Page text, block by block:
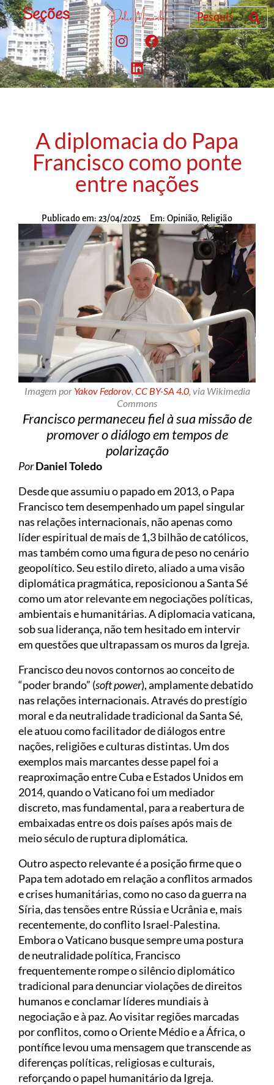
Seções
A diplomacia do Papa
Francisco como ponte
entre nações
Publicado em: 23/04/2025 Em: Opinião, Religião
Imagem por Yakov Fedorov, CC BY-SA 4.0, via Wikimedia
Commons
Francisco permaneceu fiel à sua missão de
promover o diálogo em tempos de
polarização
PorDaniel Toledo
Desde que assumiu o papado em 2013, o Papa
Francisco tem desempenhado um papel singular
nas relações internacionais, não apenas como
líder espiritual de mais de 1,3 bilhão de católicos,
mas também como uma figura de peso no cenário
geopolítico. Seu estilo direto, aliado a uma visão
diplomática pragmática, reposicionou a Santa Sé
como um ator relevante em negociações políticas,
ambientais e humanitárias. A diplomacia vaticana,
sob sua liderança, não tem hesitado em intervir
em questões que ultrapassam os muros da Igreja.
Francisco deu novos contornos ao conceito de
“poder brando” (soft power), amplamente debatido
nas relações internacionais. Através do prestígio
moral e da neutralidade tradicional da Santa Sé,
ele atuou como facilitador de diálogos entre
nações, religiões e culturas distintas. Um dos
exemplos mais marcantes desse papel foi a
reaproximação entre Cuba e Estados Unidos em
2014, quando o Vaticano foi um mediador
discreto, mas fundamental, para a reabertura de
embaixadas entre os dois países após mais de
meio século de ruptura diplomática.
Outro aspecto relevante é a posição firme que o
Papa tem adotado em relação a conflitos armados
e crises humanitárias, como no caso da guerra na
Síria, das tensões entre Rússia e Ucrânia e, mais
recentemente, do conflito Israel-Palestina.
Embora o Vaticano busque sempre uma postura
de neutralidade política, Francisco
frequentemente rompe o silêncio diplomático
tradicional para denunciar violações de direitos
humanos e conclamar líderes mundiais à
negociação e à paz. Ao visitar regiões marcadas
por conflitos, como o Oriente Médio e a África, o
pontífice levou uma mensagem que transcende as
diferenças políticas, religiosas e culturais,
reforçando o papel humanitário da Igreja.